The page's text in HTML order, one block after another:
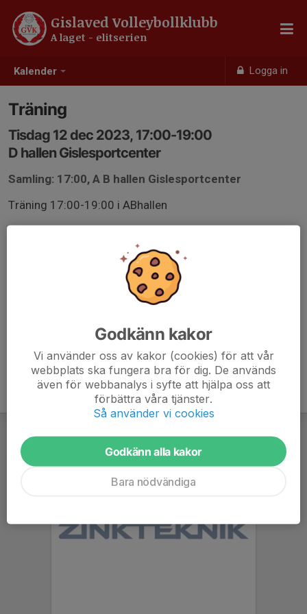
Kalender Logga in
Gislaved Volleybollklubb
A laget - elitserien
Träning
Tisdag 12 dec 2023, 17:00-19:00
D hallen Gislesportcenter
Samling: 17:00, A B hallen Gislesportcenter
Träning 17:00-19:00 i ABhallen
Meddela dagen innan om man inte kan träna.
Planerad ledighet berättar man så fort man vet om.
Blir man sjuk så meddelar man så tidigt som möjligt.
Godkänn kakor
Vi använder oss av kakor (cookies) för att vår
webbplats ska fungera bra för dig. De används
även för webbanalys i syfte att hjälpa oss att
förbättra våra tjänster.
Så använder vi cookies
Godkänn alla kakor
Bara nödvändiga